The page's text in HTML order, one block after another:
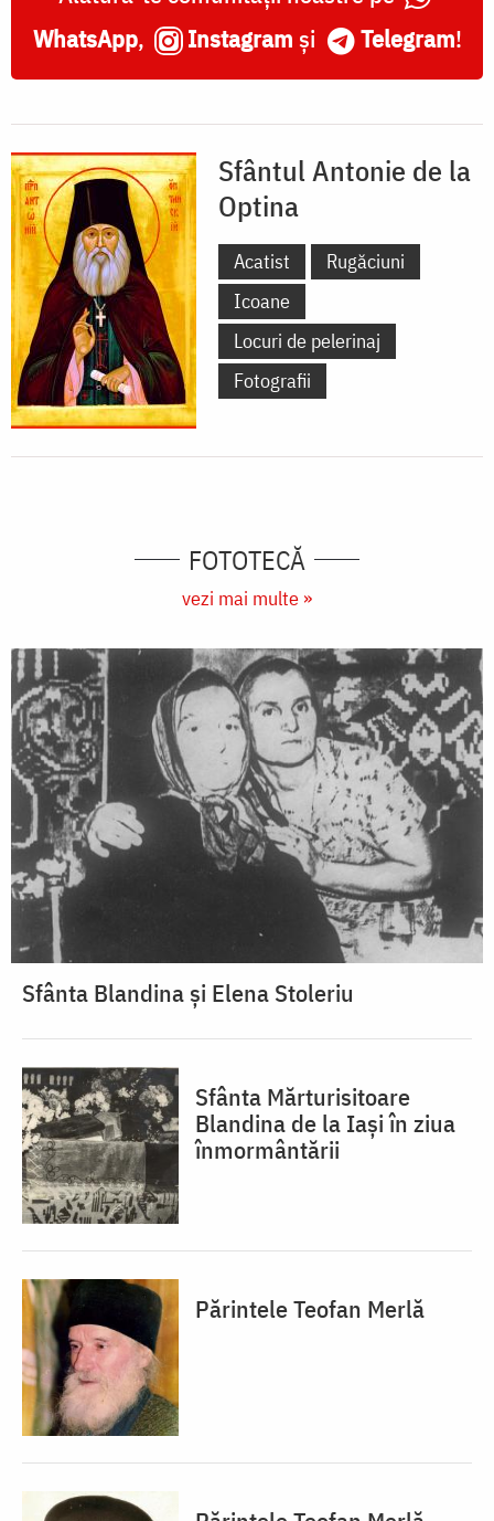
WhatsApp, Instagram și Telegram!
Sfântul Antonie de la
Optina
Acatist
Rugăciuni
Icoane
Locuri de pelerinaj
Fotografii
FOTOTECĂ
vezi mai multe »
Sfânta Blandina și Elena Stoleriu
Sfânta Mărturisitoare
Blandina de la Iași în ziua
înmormântării
Părintele Teofan Merlă